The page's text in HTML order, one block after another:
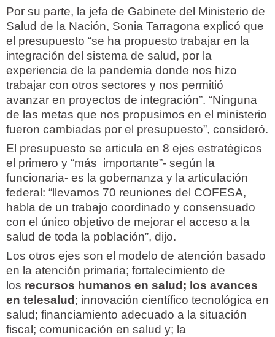
Por su parte, la jefa de Gabinete del Ministerio de
Salud de la Nación, Sonia Tarragona explicó que
el presupuesto “se ha propuesto trabajar en la
integración del sistema de salud, por la
experiencia de la pandemia donde nos hizo
trabajar con otros sectores y nos permitió
avanzar en proyectos de integración”. “Ninguna
de las metas que nos propusimos en el ministerio
fueron cambiadas por el presupuesto”, consideró.
El presupuesto se articula en 8 ejes estratégicos
el primero y “más importante”- según la
funcionaria- es la gobernanza y la articulación
federal: “llevamos 70 reuniones del COFESA,
habla de un trabajo coordinado y consensuado
con el único objetivo de mejorar el acceso a la
salud de toda la población”, dijo.
Los otros ejes son el modelo de atención basado
en la atención primaria; fortalecimiento de
los recursos humanos en salud; los avances
en telesalud ; innovación científico tecnológica en
salud; financiamiento adecuado a la situación
fiscal; comunicación en salud y; la